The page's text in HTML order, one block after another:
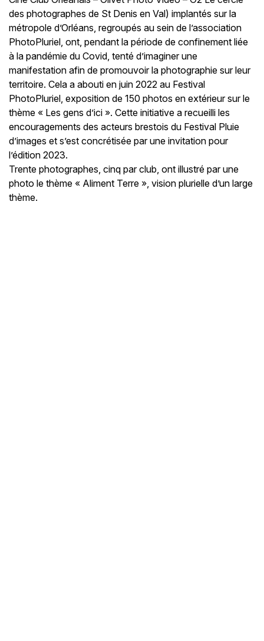
des photographes de St Denis en Val) implantés sur la
métropole d’Orléans, regroupés au sein de l’association
PhotoPluriel, ont, pendant la période de confinement liée
à la pandémie du Covid, tenté d’imaginer une
manifestation afin de promouvoir la photographie sur leur
territoire. Cela a abouti en juin 2022 au Festival
PhotoPluriel, exposition de 150 photos en extérieur sur le
thème « Les gens d’ici ». Cette initiative a recueilli les
encouragements des acteurs brestois du Festival Pluie
d’images et s’est concrétisée par une invitation pour
l’édition 2023.
Trente photographes, cinq par club, ont illustré par une
photo le thème « Aliment Terre », vision plurielle d’un large
thème.